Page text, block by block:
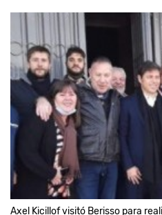
Axel Kicillof visitó Berisso para